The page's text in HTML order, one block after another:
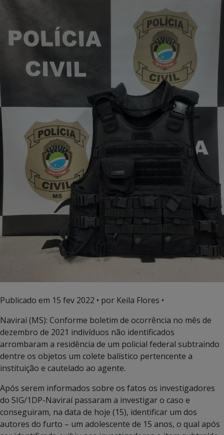
Publicado em 15 fev 2022 • por Keila Flores •
Naviraí (MS): Conforme boletim de ocorrência no mês de
dezembro de 2021 indivíduos não identificados
arrombaram a residência de um policial federal subtraindo
dentre os objetos um colete balístico pertencente a
instituição e cautelado ao agente.
Após serem informados sobre os fatos os investigadores
do SIG/1DP-Naviraí passaram a investigar o caso e
conseguiram, na data de hoje (15), identificar um dos
autores do furto – um adolescente de 15 anos, o qual após